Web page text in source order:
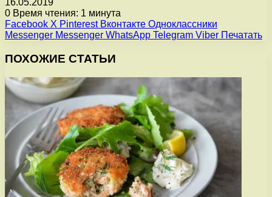
16.05.2019
0 Время чтения: 1 минута
Facebook X Pinterest Вконтакте Одноклассники
Messenger Messenger WhatsApp Telegram Viber Печатать
ПОХОЖИЕ СТАТЬИ